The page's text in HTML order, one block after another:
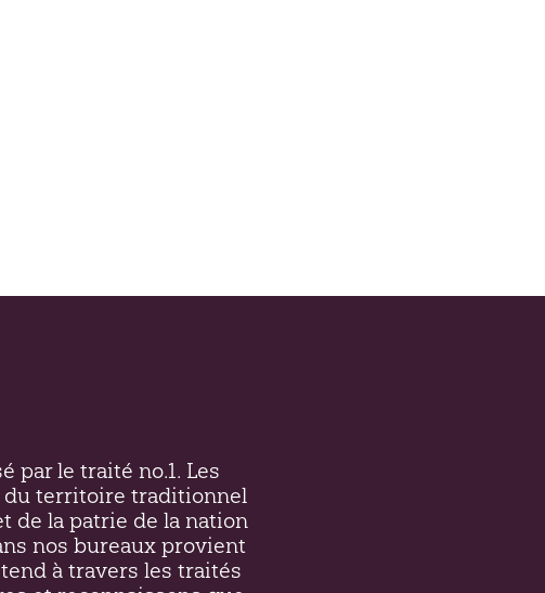
par le traité no.1. Les
du territoire traditionnel
de la patrie de la nation
nos bureaux provient
à travers les traités